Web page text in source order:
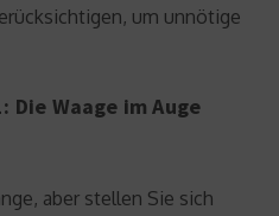
um unnötige
Die Waage im Auge
aber stellen Sie sich